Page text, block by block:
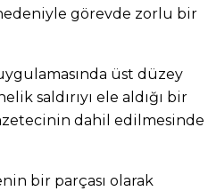
görevde zorlu bir
üst düzey
saldırıyı ele aldığı bir
dahil edilmesinde
bir parçası olarak